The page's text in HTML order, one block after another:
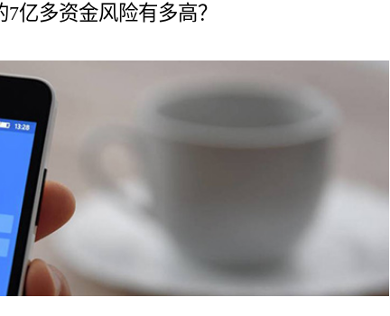
亿多资金风险有多高？